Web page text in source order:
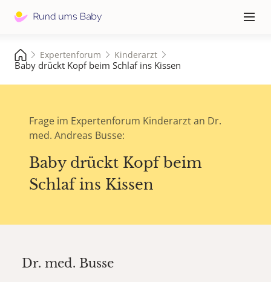
≡
Expertenforum Kinderarzt
Baby drückt Kopf beim Schlaf ins Kissen
Frage im Expertenforum Kinderarzt an Dr.
med. Andreas Busse:
Baby drückt Kopf beim
Schlaf ins Kissen
Dr. med. Busse